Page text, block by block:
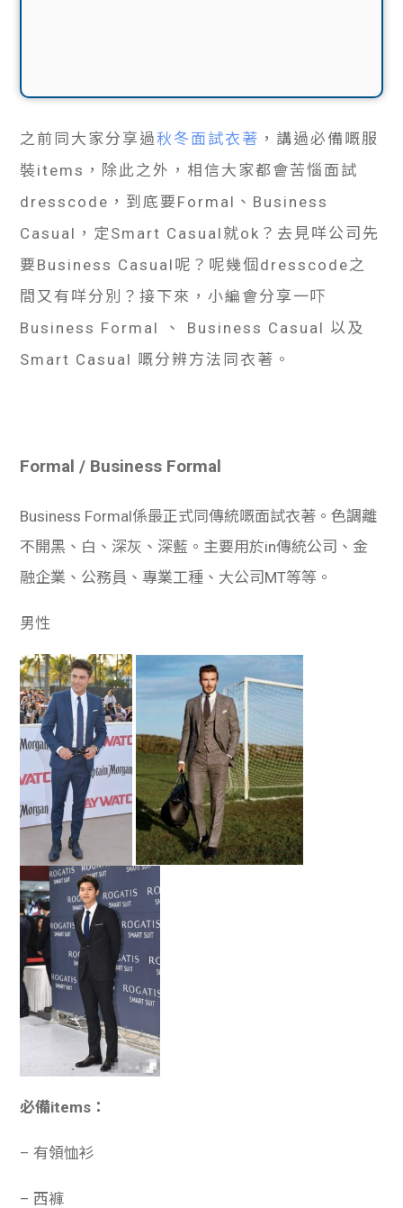
之前同大家分享過秋冬面試衣著 ，講過必備嘅服
裝items，除此之外，相信大家都會苦惱面試
dresscode，到底要Formal、Business
Casual，定Smart Casual就ok？去見咩公司先
要Business Casual呢？呢幾個dresscode之
間又有咩分別？接下來，小編會分享一吓
Business Formal 、 Business Casual 以及
Smart Casual 嘅分辨方法同衣著。
Formal / Business Formal
Business Formal係最正式同傳統嘅面試衣著。色調離
不開黑、白、深灰、深藍。主要用於in傳統公司、金
融企業、公務員、專業工種、大公司MT等等。
男性
必備items：
– 有領恤衫
– 西褲